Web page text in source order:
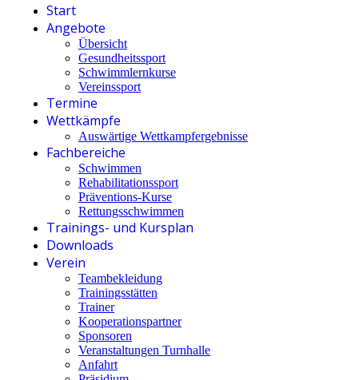
Start
Angebote
Übersicht
Gesundheitssport
Schwimmlernkurse
Vereinssport
Termine
Wettkämpfe
Auswärtige Wettkampfergebnisse
Fachbereiche
Schwimmen
Rehabilitationssport
Präventions-Kurse
Rettungsschwimmen
Trainings- und Kursplan
Downloads
Verein
Teambekleidung
Trainingsstätten
Trainer
Kooperationspartner
Sponsoren
Veranstaltungen Turnhalle
Anfahrt